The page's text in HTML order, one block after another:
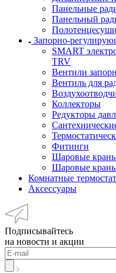
Панельные
Панельный
Запорно-
SMART
TRV
Вентили
Вентиль для
Коллекторы
Редукторы
Фитинги
Шаровые
Шаровые краны
Комнатные
Аксессуары
Подписывайтесь
на новости и акции